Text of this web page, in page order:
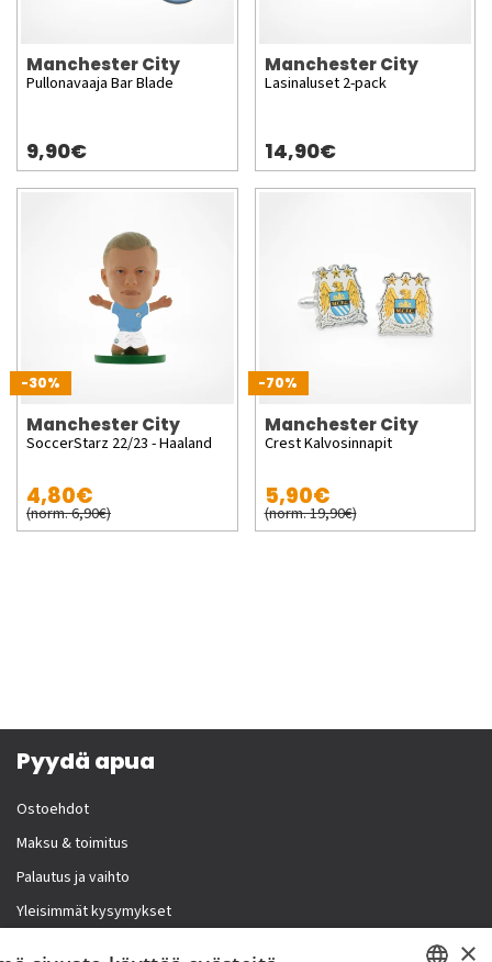
Manchester City
Pullonavaaja Bar Blade
9,90€
Manchester City
Lasinaluset 2-pack
14,90€
-30%
Manchester City
SoccerStarz 22/23 - Haaland
4,80€
(norm. 6,90€)
-70%
Manchester City
Crest Kalvosinnapit
5,90€
(norm. 19,90€)
Pyydä apua
Ostoehdot
Maksu & toimitus
Palautus ja vaihto
Yleisimmät kysymykset
Lisää meistä ×